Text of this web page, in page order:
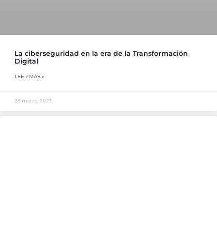
La ciberseguridad en la era de la Transformación
Digital
LEER MÁS »
28 marzo, 2023